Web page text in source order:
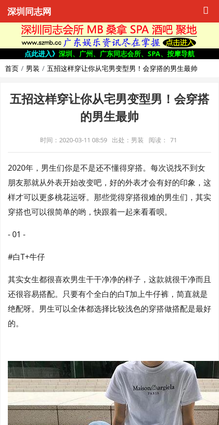
深圳同志网
点此进入》 深圳、广州、广东同志会所、SPA、按摩导航
首页
男装 五招这样穿让你从宅男变型男！会穿搭的男生最帅
五招这样穿让你从宅男变型男！会穿搭
的男生最帅
时间：2020-03-11 08:59 出处：男装 阅读： 71
2020年，男生们你是不是还不懂得穿搭。每次说找不到女
朋友那就从外表开始改变吧，好的外表才会有好的印象，这
样才可以更多桃花运呀。那些觉得穿搭很难的男生们，其实
穿搭也可以很简单的哟，快跟着一起来看看呗。
- 01 -
#白T+牛仔
其实女生都很喜欢男生干干净净的样子，这款就很干净而且
还很容易搭配。只要有个全白的白T加上牛仔裤，简直就是
绝配呀。男生可以全体都选择比较浅色的穿搭做搭配是最好
的。